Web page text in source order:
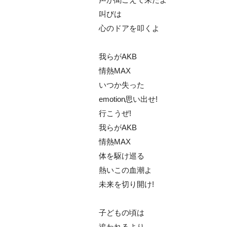
叫びは
心のドアを叩くよ
我らがAKB
情熱MAX
いつか失った
emotion思い出せ!
行こうぜ!
我らがAKB
情熱MAX
体を駆け巡る
熱いこの血潮よ
未来を切り開け!
子どもの頃は